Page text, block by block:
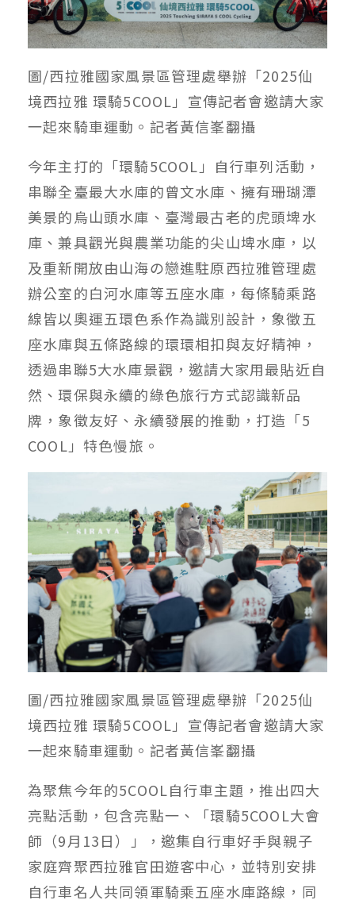
圖/西拉雅國家風景區管理處舉辦「2025仙
境西拉雅 環騎5COOL」宣傳記者會邀請大家
一起來騎車運動。記者黃信峯翻攝
今年主打的「環騎5COOL」自行車列活動，
串聯全臺最大水庫的曾文水庫、擁有珊瑚潭
美景的烏山頭水庫、臺灣最古老的虎頭埤水
庫、兼具觀光與農業功能的尖山埤水庫，以
及重新開放由山海の戀進駐原西拉雅管理處
辦公室的白河水庫等五座水庫，每條騎乘路
線皆以奧運五環色系作為識別設計，象徵五
座水庫與五條路線的環環相扣與友好精神，
透過串聯5大水庫景觀，邀請大家用最貼近自
然、環保與永續的綠色旅行方式認識新品
牌，象徵友好、永續發展的推動，打造「5
COOL」特色慢旅。
圖/西拉雅國家風景區管理處舉辦「2025仙
境西拉雅 環騎5COOL」宣傳記者會邀請大家
一起來騎車運動。記者黃信峯翻攝
為聚焦今年的5COOL自行車主題，推出四大
亮點活動，包含亮點一、「環騎5COOL大會
師（9月13日）」，邀集自行車好手與親子
家庭齊聚西拉雅官田遊客中心，並特別安排
自行車名人共同領軍騎乘五座水庫路線，同